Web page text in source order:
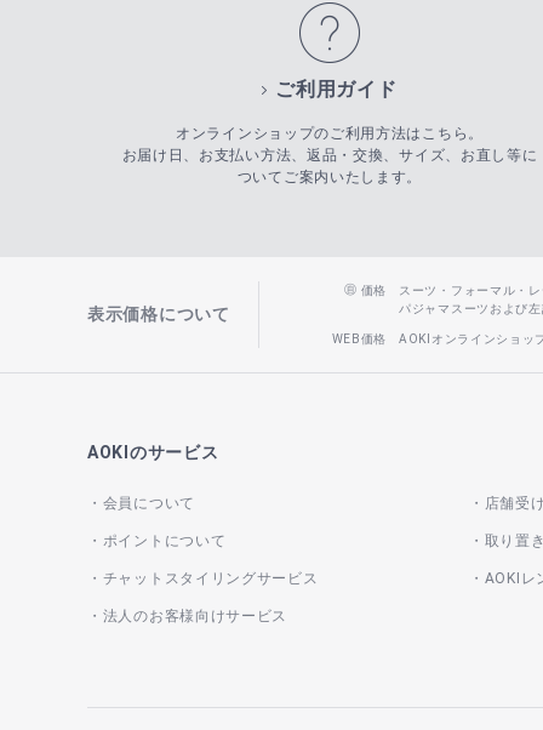
ご利用ガイド
オンラインショップのご利用方法はこちら。
お届け日、お支払い方法、返品・交換、サイズ、お直し等に
ついてご案内いたします。
表示価格について
価格
スーツ・フォーマル・
パジャマスーツおよび
WEB価格 AOKIオンラインショッ
AOKIのサービス
会員について
ポイントについて
チャットスタイリングサービス
店舗受
取り置
AOKIレ
法人のお客様向けサービス